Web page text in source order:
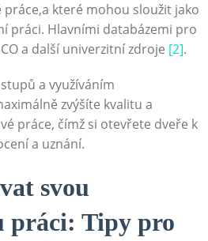
které mohou sloužit jako
‌práci. Hlavními databázemi pro
a další‌ univerzitní zdroje [2].
a využíváním
zvýšíte kvalitu a
práce, ⁢čímž si otevřete dveře k
a ⁣uznání.
svou
práci: Tipy⁣ pro⁤